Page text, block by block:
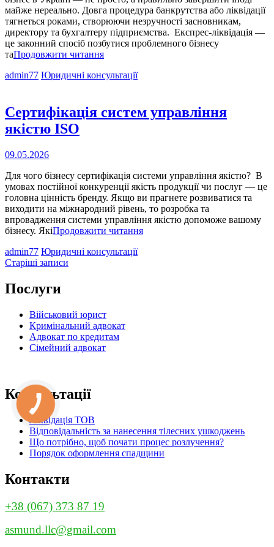
майже нереально. Довга процедура банкрутства або ліквідації
тягнеться роками, створюючи незручності засновникам,
директору та бухгалтеру підприємства. Експрес-ліквідація ―
це законний спосіб позбутися проблемного бізнесу
таПродовжити читанняЩо
експрес-
admin77 Cat
Юридичні консультації
Сертифікація систем управління
якістю ISO
Опубліковано
09.05.2026
Для чого бізнесу сертифікація системи управління якістю? В
умовах постійної конкуренції якість продукції чи послуг ― це
головна цінність бренду. Якщо ви прагнете розвиватися та
виходити на міжнародний рівень, то розробка та
впровадження системи управління якістю допоможе вашому
бізнесу. ЯкіПродовжити читанняСертифікація
admin77 Cat
Links
Юридичні консультації
Навігація
за
записами
Старіші записи
Послуги
Військовий юрист
Кримінальний адвокат
Адвокат по кредитам
Сімейний адвокат
Консультації
Ліквідація ТОВ
Відповідальність за нанесення тілесних ушкоджень
Що потрібно, щоб почати процес розлучення?
Порядок оформлення спадщини
Контакти
+38 (067) 373 87 19
asmund.llc@gmail.com